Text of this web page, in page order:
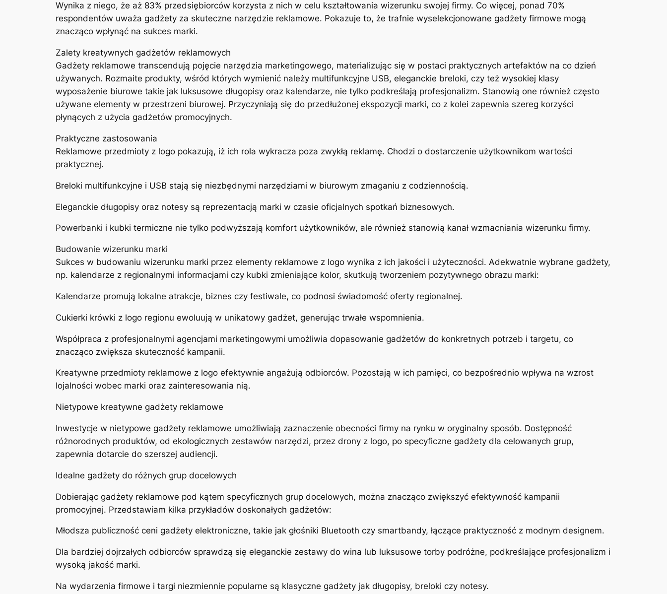
Wynika z niego, że aż 83% przedsiębiorców korzysta z nich w celu kształtowania wizerunku swojej firmy. Co więcej, ponad 70%
respondentów uważa gadżety za skuteczne narzędzie reklamowe. Pokazuje to, że trafnie wyselekcjonowane gadżety firmowe mogą
znacząco wpłynąć na sukces marki.
Zalety kreatywnych gadżetów reklamowych
Gadżety reklamowe transcendują pojęcie narzędzia marketingowego, materializując się w postaci praktycznych artefaktów na co dzień
używanych. Rozmaite produkty, wśród których wymienić należy multifunkcyjne USB, eleganckie breloki, czy też wysokiej klasy
wyposażenie biurowe takie jak luksusowe długopisy oraz kalendarze, nie tylko podkreślają profesjonalizm. Stanowią one również często
używane elementy w przestrzeni biurowej. Przyczyniają się do przedłużonej ekspozycji marki, co z kolei zapewnia szereg korzyści
płynących z użycia gadżetów promocyjnych.
Praktyczne zastosowania
Reklamowe przedmioty z logo pokazują, iż ich rola wykracza poza zwykłą reklamę. Chodzi o dostarczenie użytkownikom wartości
praktycznej.
Breloki multifunkcyjne i USB stają się niezbędnymi narzędziami w biurowym zmaganiu z codziennością.
Eleganckie długopisy oraz notesy są reprezentacją marki w czasie oficjalnych spotkań biznesowych.
Powerbanki i kubki termiczne nie tylko podwyższają komfort użytkowników, ale również stanowią kanał wzmacniania wizerunku firmy.
Budowanie wizerunku marki
Sukces w budowaniu wizerunku marki przez elementy reklamowe z logo wynika z ich jakości i użyteczności. Adekwatnie wybrane gadżety,
np. kalendarze z regionalnymi informacjami czy kubki zmieniające kolor, skutkują tworzeniem pozytywnego obrazu marki:
Kalendarze promują lokalne atrakcje, biznes czy festiwale, co podnosi świadomość oferty regionalnej.
Cukierki krówki z logo regionu ewoluują w unikatowy gadżet, generując trwałe wspomnienia.
Współpraca z profesjonalnymi agencjami marketingowymi umożliwia dopasowanie gadżetów do konkretnych potrzeb i targetu, co
znacząco zwiększa skuteczność kampanii.
Kreatywne przedmioty reklamowe z logo efektywnie angażują odbiorców. Pozostają w ich pamięci, co bezpośrednio wpływa na wzrost
lojalności wobec marki oraz zainteresowania nią.
Nietypowe kreatywne gadżety reklamowe
Inwestycje w nietypowe gadżety reklamowe umożliwiają zaznaczenie obecności firmy na rynku w oryginalny sposób. Dostępność
różnorodnych produktów, od ekologicznych zestawów narzędzi, przez drony z logo, po specyficzne gadżety dla celowanych grup,
zapewnia dotarcie do szerszej audiencji.
Idealne gadżety do różnych grup docelowych
Dobierając gadżety reklamowe pod kątem specyficznych grup docelowych, można znacząco zwiększyć efektywność kampanii
promocyjnej. Przedstawiam kilka przykładów doskonałych gadżetów:
Młodsza publiczność ceni gadżety elektroniczne, takie jak głośniki Bluetooth czy smartbandy, łączące praktyczność z modnym designem.
Dla bardziej dojrzałych odbiorców sprawdzą się eleganckie zestawy do wina lub luksusowe torby podróżne, podkreślające profesjonalizm i
wysoką jakość marki.
Na wydarzenia firmowe i targi niezmiennie popularne są klasyczne gadżety jak długopisy, breloki czy notesy.